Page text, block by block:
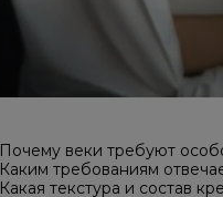
Почему веки требуют
Каким требованиям
Какая текстура и состав